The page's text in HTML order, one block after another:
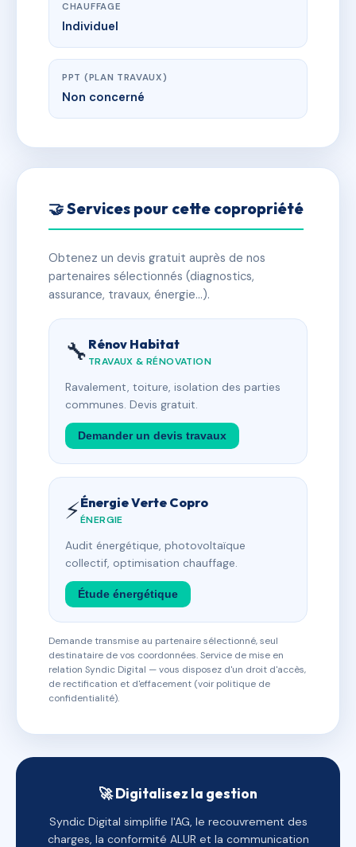
CHAUFFAGE
Individuel
PPT (PLAN TRAVAUX)
Non concerné
🤝 Services pour cette copropriété
Obtenez un devis gratuit auprès de nos
partenaires sélectionnés (diagnostics,
assurance, travaux, énergie…).
🔧 Rénov Habitat
TRAVAUX & RÉNOVATION
Ravalement, toiture, isolation des parties
communes. Devis gratuit.
Demander un devis travaux
⚡Énergie Verte Copro
ÉNERGIE
Audit énergétique, photovoltaïque
collectif, optimisation chauffage.
Étude énergétique
Demande transmise au partenaire sélectionné, seul
destinataire de vos coordonnées. Service de mise en
relation Syndic Digital — vous disposez d'un droit d'accès,
de rectification et d'effacement (voir politique de
confidentialité).
🚀 Digitalisez la gestion
Syndic Digital simplifie l'AG, le recouvrement des
charges, la conformité ALUR et la communication